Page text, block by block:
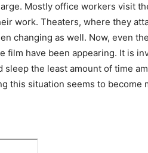
Mostly office workers visit
work. Theaters, where they
changing as well. Now, even
film have been appearing. It is
the least amount of time
this situation seems to become